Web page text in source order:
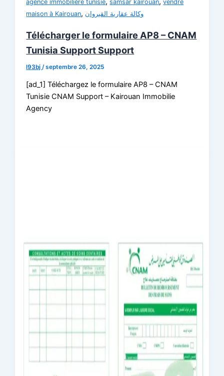
agence immobilière tunisie samsar kairouan vendre
maison à Kairouan, وكالة عقارية القيروان
Télécharger le formulaire AP8 – CNAM
Tunisia Support Support
l93bj /septembre 26, 2025
[ad_1] Téléchargez le formulaire AP8 – CNAM
Tunisie CNAM Support – Kairouan Immobilie
Agency